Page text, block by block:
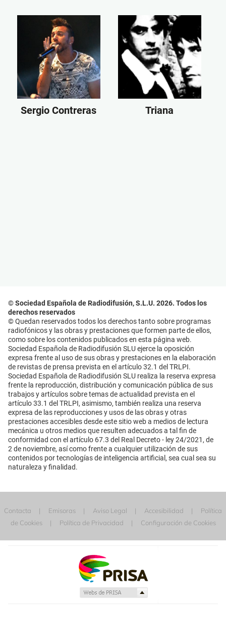
Sergio Contreras Triana
© Sociedad Española de Radiodifusión, S.L.U. 2026. Todos los
derechos reservados
© Quedan reservados todos los derechos tanto sobre programas
radiofónicos y las obras y prestaciones que formen parte de ellos,
como sobre los contenidos publicados en esta página web.
Sociedad Española de Radiodifusión SLU ejerce la oposición
expresa frente al uso de sus obras y prestaciones en la elaboración
de revistas de prensa prevista en el artículo 32.1 del TRLPI.
Sociedad Española de Radiodifusión SLU realiza la reserva expresa
frente la reproducción, distribución y comunicación pública de sus
trabajos y artículos sobre temas de actualidad prevista en el
artículo 33.1 del TRLPI, asimismo, también realiza una reserva
expresa de las reproducciones y usos de las obras y otras
prestaciones accesibles desde este sitio web a medios de lectura
mecánica u otros medios que resulten adecuados a tal fin de
conformidad con el artículo 67.3 del Real Decreto - ley 24/2021, de
2 de noviembre, así como frente a cualquier utilización de sus
contenidos por tecnologías de inteligencia artificial, sea cual sea su
naturaleza y finalidad.
Contacta Emisoras Aviso Legal Accesibilidad
Política
de Cookies
Política de Privacidad Configuración de Cookies